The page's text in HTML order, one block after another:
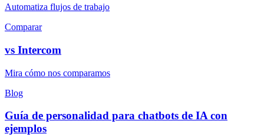
Automatiza flujos de trabajo
Comparar
vs Intercom
Mira cómo nos comparamos
Blog
Guía de personalidad para chatbots de IA con
ejemplos